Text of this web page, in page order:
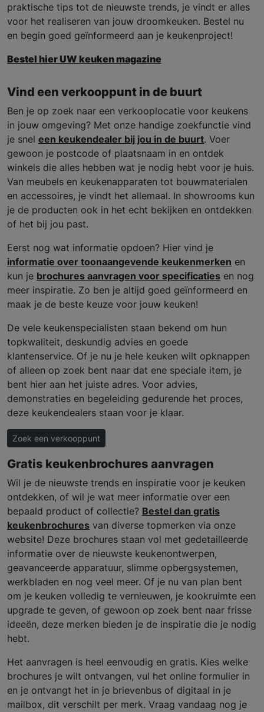
praktische tips tot de nieuwste trends, je vindt er alles
voor het realiseren van jouw droomkeuken. Bestel nu
en begin goed geïnformeerd aan je keukenproject!
Bestel hier UW keuken magazine
Vind een verkooppunt in de buurt
Ben je op zoek naar een verkooplocatie voor keukens
in jouw omgeving? Met onze handige zoekfunctie vind
je snel een keukendealer bij jou in de buurt. Voer
gewoon je postcode of plaatsnaam in en ontdek
winkels die alles hebben wat je nodig hebt voor je huis.
Van meubels en keukenapparaten tot bouwmaterialen
en accessoires, je vindt het allemaal. In showrooms kun
je de producten ook in het echt bekijken en ontdekken
of het bij jou past.
Eerst nog wat informatie opdoen? Hier vind je
informatie over toonaangevende keukenmerken en
kun je brochures aanvragen voor specificaties en nog
meer inspiratie. Zo ben je altijd goed geïnformeerd en
maak je de beste keuze voor jouw keuken!
De vele keukenspecialisten staan bekend om hun
topkwaliteit, deskundig advies en goede
klantenservice. Of je nu je hele keuken wilt opknappen
of alleen op zoek bent naar dat ene speciale item, je
bent hier aan het juiste adres. Voor advies,
demonstraties en begeleiding gedurende het proces,
deze keukendealers staan voor je klaar.
Zoek een verkooppunt
Gratis keukenbrochures aanvragen
Wil je de nieuwste trends en inspiratie voor je keuken
ontdekken, of wil je wat meer informatie over een
bepaald product of collectie? Bestel dan gratis
keukenbrochures van diverse topmerken via onze
website! Deze brochures staan vol met gedetailleerde
informatie over de nieuwste keukenontwerpen,
geavanceerde apparatuur, slimme opbergsystemen,
werkbladen en nog veel meer. Of je nu van plan bent
om je keuken volledig te vernieuwen, je kookruimte een
upgrade te geven, of gewoon op zoek bent naar frisse
ideeën, deze merken bieden je de inspiratie die je nodig
hebt.
Het aanvragen is heel eenvoudig en gratis. Kies welke
brochures je wilt ontvangen, vul het online formulier in
en je ontvangt het in je brievenbus of digitaal in je
mailbox, dit verschilt per merk. Vraag vandaag nog je